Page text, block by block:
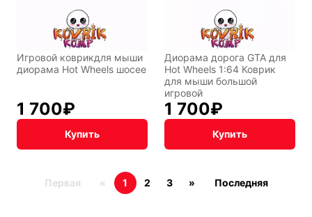
Игровой коврикдля мыши
диорама Hot Wheels шосее
1 700₽
Купить
Диорама дорога GTA для
Hot Wheels 1:64 Коврик
для мыши большой
игровой
1 700₽
Купить
Первая « 1 2 3 » Последняя